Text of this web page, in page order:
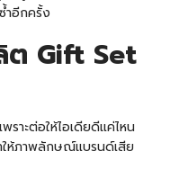
ำอีกครั้ง
ต Gift Set
าะต่อให้ไอเดียดีแค่ไหน
ให้ภาพลักษณ์แบรนด์เสีย